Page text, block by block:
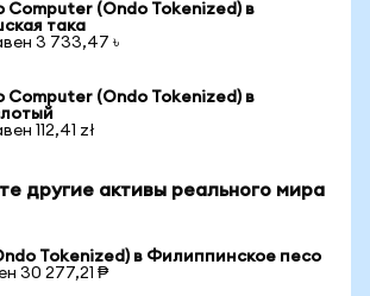
Computer (Ondo Tokenized) в
така
3 733,47 ৳
Computer (Ondo Tokenized) в
112,41 zł
другие активы реального мира
Tokenized) в Филиппинское песо
30 277,21 ₱